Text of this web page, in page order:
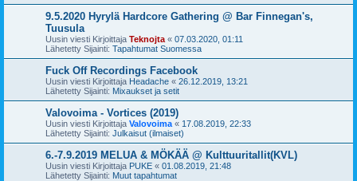
9.5.2020 Hyrylä Hardcore Gathering @ Bar Finnegan's,
Tuusula
Uusin viesti Kirjoittaja Teknojta « 07.03.2020, 01:11
Lähetetty Sijainti: Tapahtumat Suomessa
Fuck Off Recordings Facebook
Uusin viesti Kirjoittaja Headache « 26.12.2019, 13:21
Lähetetty Sijainti: Mixaukset ja setit
Valovoima - Vortices (2019)
Uusin viesti Kirjoittaja Valovoima « 17.08.2019, 22:33
Lähetetty Sijainti: Julkaisut (ilmaiset)
6.-7.9.2019 MELUA & MÖKÄÄ @ Kulttuuritallit(KVL)
Uusin viesti Kirjoittaja PUKE « 01.08.2019, 21:48
Lähetetty Sijainti: Muut tapahtumat